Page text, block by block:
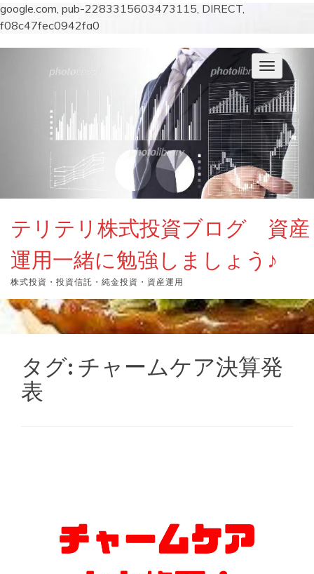
google.com, pub-2283315603473115, DIRECT,
f08c47fec0942fa0
ナ
ビ
ゲ
ー
シ
ョ
ン
を
切
り
替
テリテリ株式投資ブログ 資産
運用一緒に勉強しましょう♪
株式投資・投資信託・純金投資・資産運用
タグ: チャームケア決算発
表